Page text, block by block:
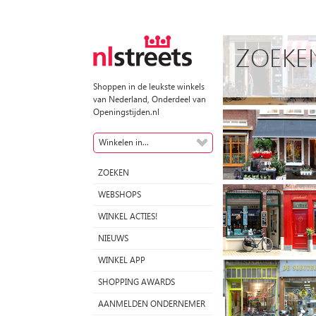
Shoppen in de leukste winkels
van Nederland, Onderdeel van
Openingstijden.nl
Winkelen in...
ZOEKEN
WEBSHOPS
WINKEL ACTIES!
NIEUWS
WINKEL APP
SHOPPING AWARDS
AANMELDEN ONDERNEMER